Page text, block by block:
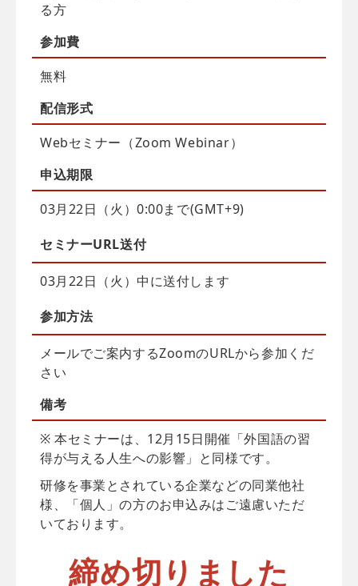
る方
参加費
無料
配信形式
Webセミナー（Zoom Webinar）
申込期限
03月22日（火）0:00まで(GMT+9)
セミナーURL送付
03月22日（火）中に送付します
参加方法
メールでご案内するZoomのURLから参加くだ
さい
備考
※ 本セミナーは、12月15日開催「外国語の習
得が与える人生への影響」と同様です。
研修を事業とされている企業などの同業他社
様、「個人」の方のお申込みはご遠慮いただ
いております。
締め切りました